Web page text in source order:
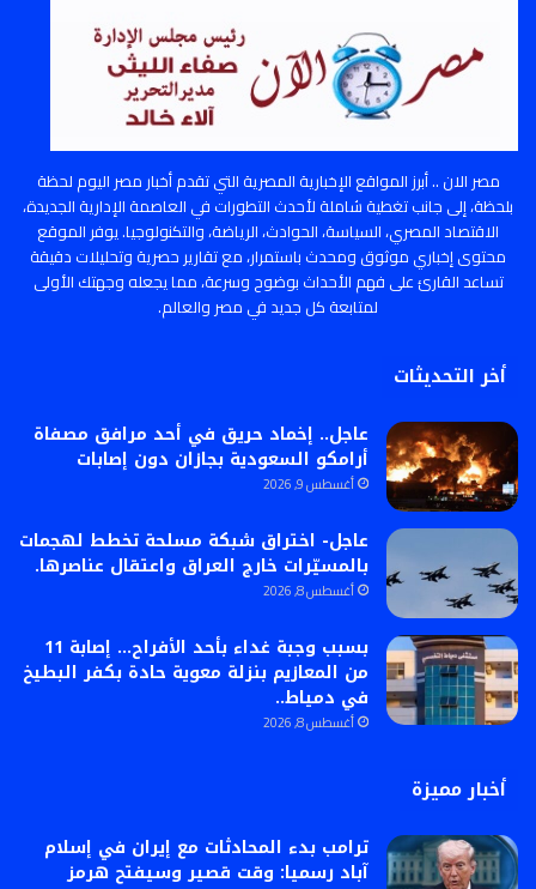
مصر الان .. أبرز المواقع الإخبارية المصرية التي تقدم أخبار مصر اليوم لحظة
بلحظة، إلى جانب تغطية شاملة لأحدث التطورات في العاصمة الإدارية الجديدة،
الاقتصاد المصري، السياسة، الحوادث، الرياضة، والتكنولوجيا. يوفر الموقع
محتوى إخباري موثوق ومحدث باستمرار، مع تقارير حصرية وتحليلات دقيقة
تساعد القارئ على فهم الأحداث بوضوح وسرعة، مما يجعله وجهتك الأولى
لمتابعة كل جديد في مصر والعالم.
أخر التحديثات
عاجل.. إخماد حريق في أحد مرافق مصفاة
أرامكو السعودية بجازان دون إصابات
أغسطس 9, 2026
عاجل- اختراق شبكة مسلحة تخطط لهجمات
بالمسيّرات خارج العراق واعتقال عناصرها.
أغسطس 8, 2026
بسبب وجبة غداء بأحد الأفراح… إصابة 11
من المعازيم بنزلة معوية حادة بكفر البطيخ
في دمياط..
أغسطس 8, 2026
أخبار مميزة
ترامب بدء المحادثات مع إيران في إسلام
آباد رسميا: وقت قصير وسيفتح هرمز